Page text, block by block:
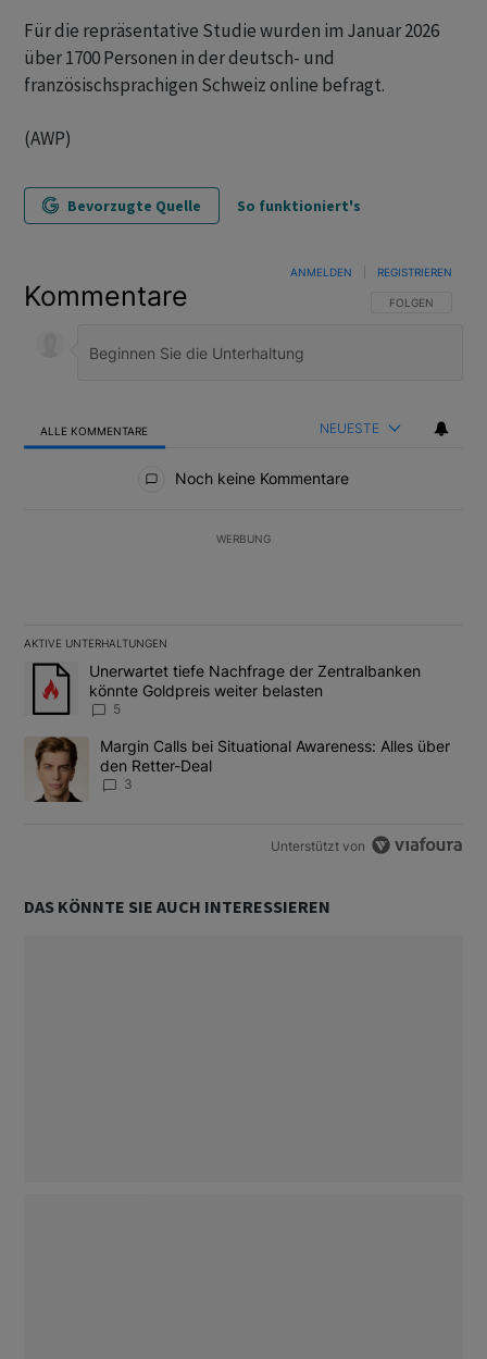
Für die repräsentative Studie wurden im Januar 2026
über 1700 Personen in der deutsch- und
französischsprachigen Schweiz online befragt.
(AWP)
Bevorzugte Quelle So funktioniert's
Kommentare FOLGE DIESER
FOLGEN
ANMELDEN REGISTRIEREN
ALLE KOMMENTARE NEUESTE
Noch keine Kommentare
WERBUNG
AKTIVE UNTERHALTUNGEN
Das Folgende ist eine Liste der am meisten kommentierten
Ein Trendartikel mit dem Titel "Unerwartet tiefe Nachfrage der
Unerwartet tiefe Nachfrage der Zentralbanken
könnte Goldpreis weiter belasten
5
Ein Trendartikel mit dem Titel "Margin Calls bei Situational
Margin Calls bei Situational Awareness: Alles über
den Retter-Deal
3
Unterstützt von
DAS KÖNNTE SIE AUCH INTERESSIEREN